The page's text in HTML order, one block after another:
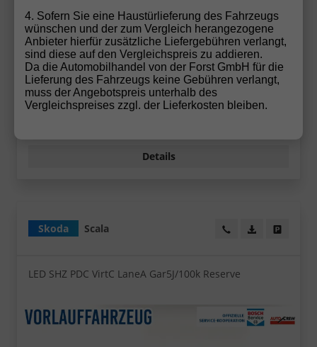
5-türig, 70 kW (95 PS), 999 cm³, Schaltgetriebe,
Frontantrieb, Verbrennungsmotor (ICE), Benzin,
Kraftstoffverbrauch kombiniert 5,1 l/100km (WLTP),
CO₂-Emission kombiniert 115.00 g/km (WLTP), CO₂-
Klasse C, Außenfarbe: Smokey Diamond-Silber
Metallic, Zustand, Fahrfähigkeit: fahrtauglich,
Garantieleistung: Fahrzeuggarantie, Nichtraucher-
Fahrzeug, Zustand, Beschaffenheit:
Scheckheftgepflegt, Zustand: unfallfrei, Fahrzeugnr.:
Details
Skoda Scala Wir rufen Sie an!
PDF-Datei,
LED SHZ PDC VirtC LaneA Gar5J/100k Reserve
4. Sofern Sie eine Haustürlieferung des Fahrzeugs
wünschen und der zum Vergleich herangezogene
Anbieter hierfür zusätzliche Liefergebühren verlangt,
sind diese auf den Vergleichspreis zu addieren.
Da die Automobilhandel von der Forst GmbH für die
Lieferung des Fahrzeugs keine Gebühren verlangt,
muss der Angebotspreis unterhalb des
Vergleichspreises zzgl. der Lieferkosten bleiben.